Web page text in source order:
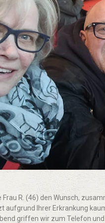
R. (46) den Wunsch,
aufgrund Ihrer Erkrankung
griffen wir zum Telefon